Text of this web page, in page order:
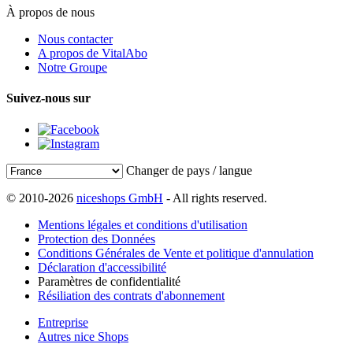
À propos de nous
Nous contacter
A propos de VitalAbo
Notre Groupe
Suivez-nous sur
Changer de pays / langue
© 2010-2026 niceshops GmbH - All rights reserved.
Mentions légales et conditions d'utilisation
Protection des Données
Conditions Générales de Vente et politique d'annulation
Déclaration d'accessibilité
Paramètres de confidentialité
Résiliation des contrats d'abonnement
Entreprise
Autres nice Shops